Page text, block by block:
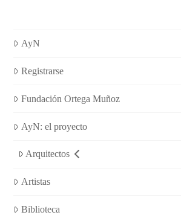
AyN
Registrarse
Fundación Ortega Muñoz
AyN: el proyecto
Arquitectos
Artistas
Biblioteca